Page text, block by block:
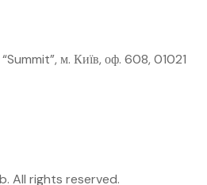
м. Київ, оф. 608, 01021
All rights reserved.